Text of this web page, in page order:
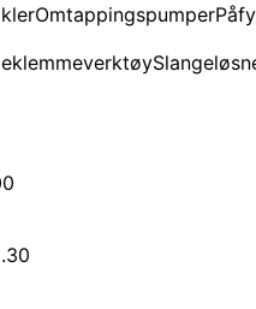
Omtappingspumper